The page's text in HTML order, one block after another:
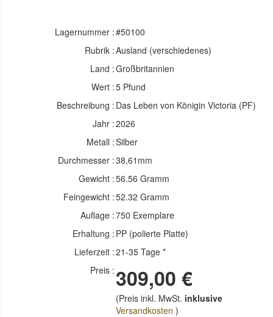
Lagernummer :#50100
Rubrik :Ausland (verschiedenes)
Land :Großbritannien
Wert :5 Pfund
Beschreibung : Das Leben von Königin Victoria (PF)
Jahr :2026
Metall :Silber
Durchmesser :38,61mm
Gewicht :56.56 Gramm
Feingewicht :52.32 Gramm
Auflage :750 Exemplare
Erhaltung : PP (polierte Platte)
Lieferzeit :21-35 Tage *
Preis : 309,00 €
(Preis inkl. MwSt. inklusive
Versandkosten )